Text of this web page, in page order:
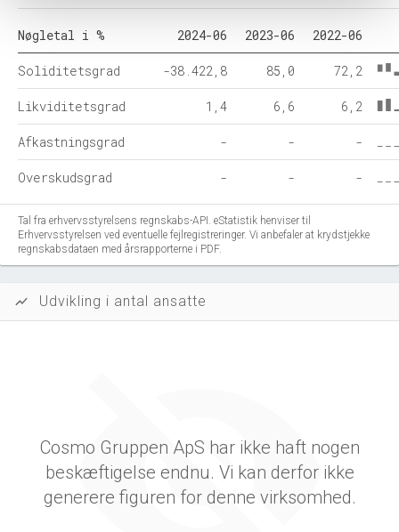
Nøgletal i % 2024-06 2023-06 2022-06
Soliditetsgrad -38.422,8 85,0 72,2
Likviditetsgrad 1,4 6,6 6,2
Afkastningsgrad - - -
Overskudsgrad - - -
Tal fra erhvervsstyrelsens regnskabs-API. eStatistik henviser til
Erhvervsstyrelsen ved eventuelle fejlregistreringer. Vi anbefaler at krydstjekke
regnskabsdataen med årsrapporterne i PDF.
show_chart Udvikling i antal ansatte
Cosmo Gruppen ApS har ikke haft nogen
beskæftigelse endnu. Vi kan derfor ikke
generere figuren for denne virksomhed.